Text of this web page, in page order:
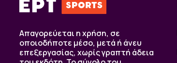
Απαγορεύεται η χρήση, σε
οποιοδήποτε μέσο, μετά ή άνευ
επεξεργασίας, χωρίς γραπτή άδεια